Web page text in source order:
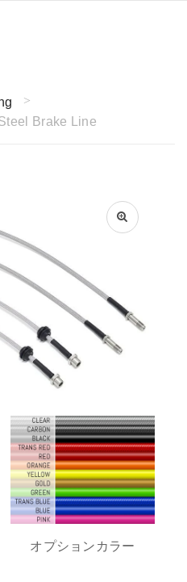
Brake Line
オプションカラー